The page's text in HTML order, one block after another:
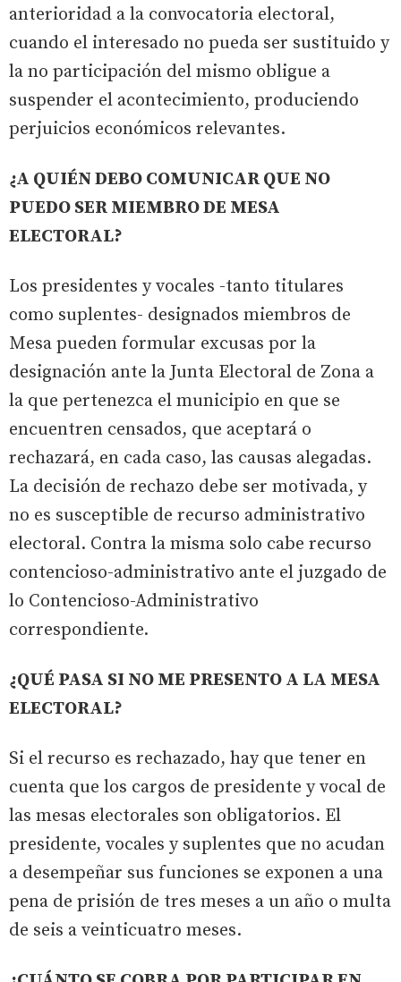
anterioridad a la convocatoria electoral,
cuando el interesado no pueda ser sustituido y
la no participación del mismo obligue a
suspender el acontecimiento, produciendo
perjuicios económicos relevantes.
¿A QUIÉN DEBO COMUNICAR QUE NO
PUEDO SER MIEMBRO DE MESA
ELECTORAL?
Los presidentes y vocales -tanto titulares
como suplentes- designados miembros de
Mesa pueden formular excusas por la
designación ante la Junta Electoral de Zona a
la que pertenezca el municipio en que se
encuentren censados, que aceptará o
rechazará, en cada caso, las causas alegadas.
La decisión de rechazo debe ser motivada, y
no es susceptible de recurso administrativo
electoral. Contra la misma solo cabe recurso
contencioso-administrativo ante el juzgado de
lo Contencioso-Administrativo
correspondiente.
¿QUÉ PASA SI NO ME PRESENTO A LA MESA
ELECTORAL?
Si el recurso es rechazado, hay que tener en
cuenta que los cargos de presidente y vocal de
las mesas electorales son obligatorios. El
presidente, vocales y suplentes que no acudan
a desempeñar sus funciones se exponen a una
pena de prisión de tres meses a un año o multa
de seis a veinticuatro meses.